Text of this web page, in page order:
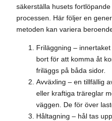
säkerställa husets
processen. Här följer en
metoden kan variera
Friläggning –
bort för att komma åt
friläggs på båda sidor.
Avväxling – en tillfällig
eller kraftiga träreglar
väggen. De för över
Håltagning – hål tas